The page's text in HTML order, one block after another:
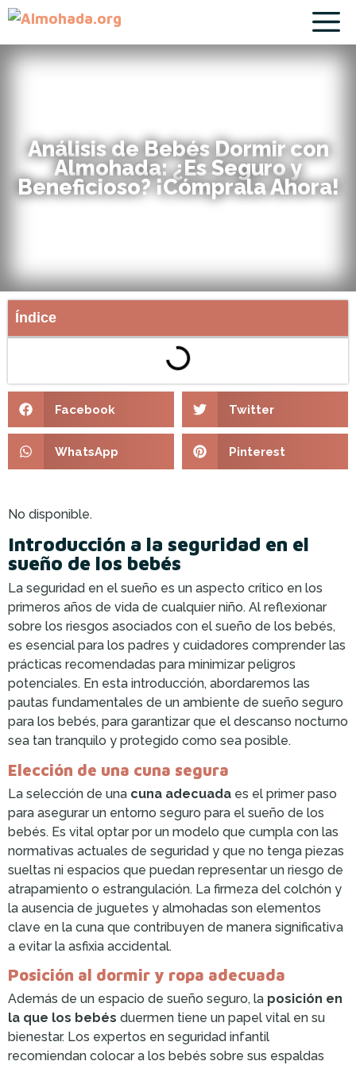
Análisis de Bebés Dormir con
Almohada: ¿Es Seguro y
Beneficioso? ¡Cómprala Ahora!
Índice
Facebook Twitter
WhatsApp Pinterest
No disponible.
Introducción a la seguridad en el
sueño de los bebés
La seguridad en el sueño es un aspecto crítico en los
primeros años de vida de cualquier niño. Al reflexionar
sobre los riesgos asociados con el sueño de los bebés,
es esencial para los padres y cuidadores comprender las
prácticas recomendadas para minimizar peligros
potenciales. En esta introducción, abordaremos las
pautas fundamentales de un ambiente de sueño seguro
para los bebés, para garantizar que el descanso nocturno
sea tan tranquilo y protegido como sea posible.
Elección de una cuna segura
La selección de una cuna adecuada es el primer paso
para asegurar un entorno seguro para el sueño de los
bebés. Es vital optar por un modelo que cumpla con las
normativas actuales de seguridad y que no tenga piezas
sueltas ni espacios que puedan representar un riesgo de
atrapamiento o estrangulación. La firmeza del colchón y
la ausencia de juguetes y almohadas son elementos
clave en la cuna que contribuyen de manera significativa
a evitar la asfixia accidental.
Posición al dormir y ropa adecuada
Además de un espacio de sueño seguro, la posición en
la que los bebés duermen tiene un papel vital en su
bienestar. Los expertos en seguridad infantil
recomiendan colocar a los bebés sobre sus espaldas